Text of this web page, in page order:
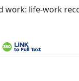
work: life-work